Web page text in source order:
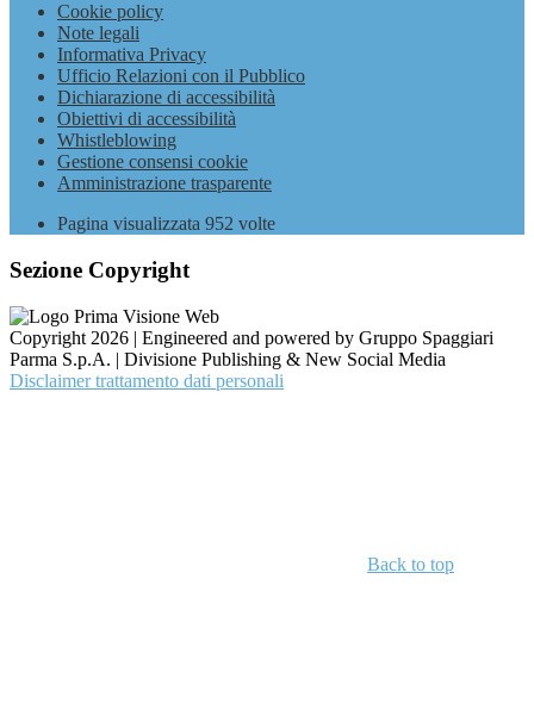
Cookie policy
Note legali
Informativa Privacy
Ufficio Relazioni con il Pubblico
Dichiarazione di accessibilità
Obiettivi di accessibilità
Whistleblowing
Gestione consensi cookie
Amministrazione trasparente
Pagina visualizzata 952 volte
Sezione Copyright
Copyright 2026 | Engineered and powered by Gruppo Spaggiari
Parma S.p.A. | Divisione Publishing & New Social Media
Disclaimer trattamento dati personali
Back to top